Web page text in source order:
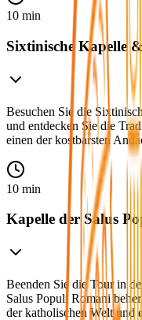
10 min
Sixtinische Kapelle
Besuchen Sie die
und entdecken Sie die
einen der kostbarsten
10 min
Kapelle der Salus
Beenden Sie die Tour in
Salus Populi Romani
der katholischen Welt und